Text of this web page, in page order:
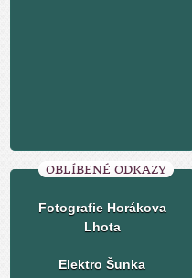
OBLÍBENÉ ODKAZY
Fotografie Horákova
Lhota
Elektro Šunka